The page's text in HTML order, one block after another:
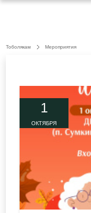
Тоболякам Мероприятия
1
ОКТЯБРЯ